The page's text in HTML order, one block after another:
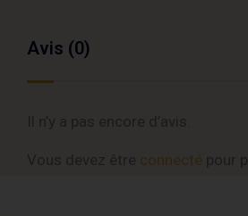
Avis (0)
connecté